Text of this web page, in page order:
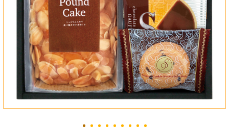
新築祝い
初盆・新盆
プレゼント